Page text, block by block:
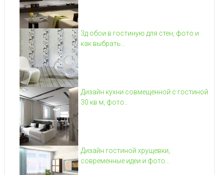
3д обои в гостиную для стен, фото и
как выбрать...
Дизайн кухни совмещенной с гостиной
30 кв м, фото...
Дизайн гостиной хрущевки,
современные идеи и фото...